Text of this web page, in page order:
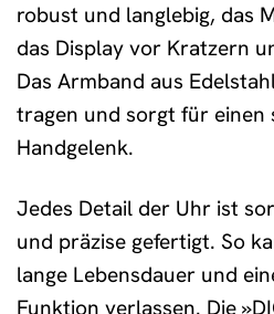
robust und langlebig, das
das Display vor Kratzern
Das Armband aus
tragen und sorgt für einen
Handgelenk.
Jedes Detail der Uhr ist
und präzise gefertigt. So
lange Lebensdauer und
Funktion verlassen. Die